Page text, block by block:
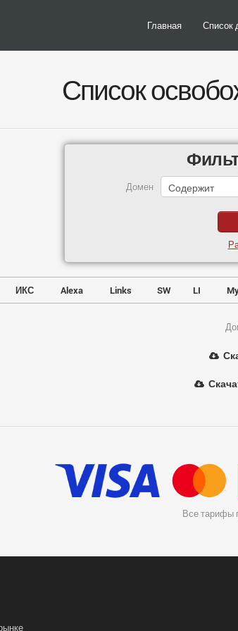
Главная Список
Список
Домен
ИКС Alexa Links SW LI
Все тарифы